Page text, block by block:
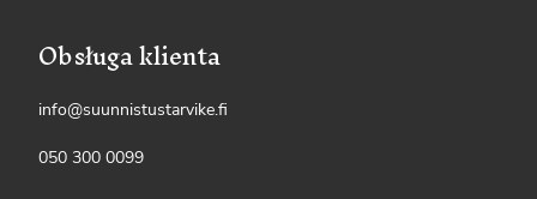
Obsługa klienta
info@suunnistustarvike.fi
050 300 0099